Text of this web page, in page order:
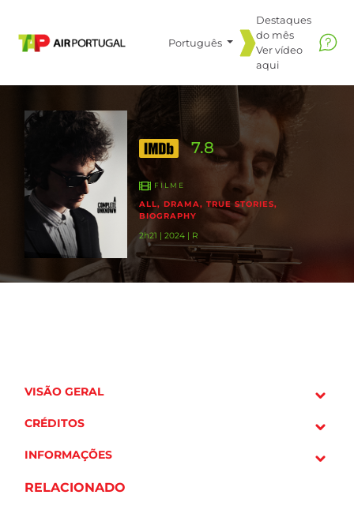
Português
Destaques
do mês
Ver vídeo
aqui
7.8
FILME
ALL, DRAMA, TRUE STORIES,
BIOGRAPHY
2h21 | 2024 | R
VISÃO GERAL
CRÉDITOS
INFORMAÇÕES
RELACIONADO